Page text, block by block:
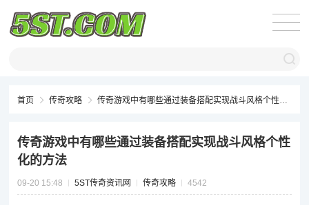
首页 传奇攻略 传奇游戏中有哪些通过装备搭配实现战斗风格个性化的方法
传奇游戏中有哪些通过装备搭配实现战斗风格个性
化的方法
09-20 15:48 5ST传奇资讯网 传奇攻略 4542